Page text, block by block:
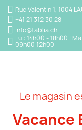
Rue Valentin 1, 1004
+41 21 312 30 28
info@tablia.ch
Lu : 14h00 - 18h00 |
09h00 12h00
Le magasin
Vacance